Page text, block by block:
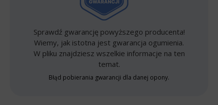
Sprawdź gwarancję powyższego producenta!
Wiemy, jak istotna jest gwarancja ogumienia.
W pliku znajdziesz wszelkie informacje na ten
temat.
Błąd pobierania gwarancji dla danej opony.